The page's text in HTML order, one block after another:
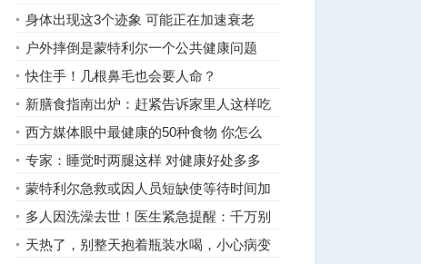
身体出现这3个迹象 可能正在加速衰老
户外摔倒是蒙特利尔一个公共健康问题
快住手！几根鼻毛也会要人命？
新膳食指南出炉：赶紧告诉家里人这样吃
才更健康
西方媒体眼中最健康的50种食物 你怎么
看？
专家：睡觉时两腿这样 对健康好处多多
蒙特利尔急救或因人员短缺使等待时间加
长
多人因洗澡去世！医生紧急提醒：千万别
这样洗
天热了，别整天抱着瓶装水喝，小心病变